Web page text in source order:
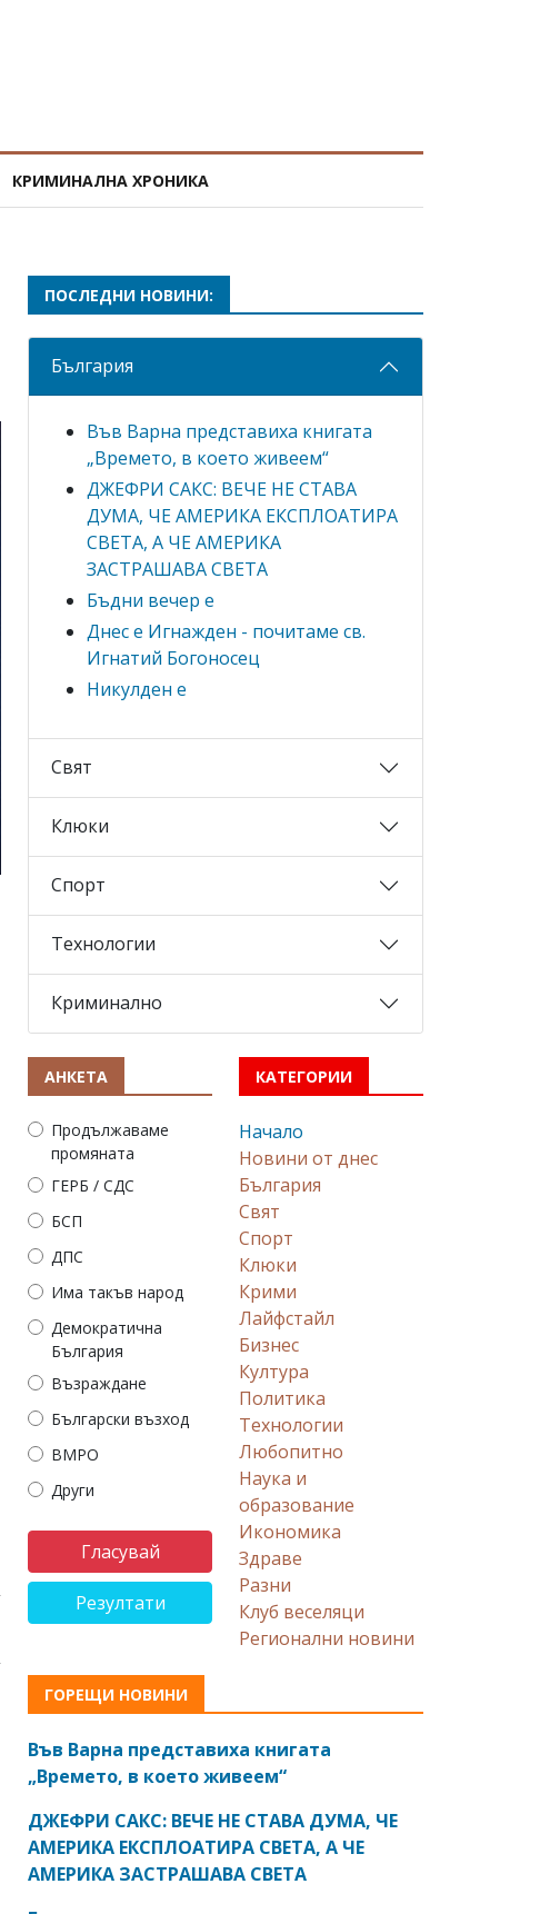
КРИМИНАЛНА ХРОНИКА
ПОСЛЕДНИ НОВИНИ:
България
Във Варна представиха книгата
„Времето, в което живеем“
ДЖЕФРИ САКС: ВЕЧЕ НЕ СТАВА
ДУМА, ЧЕ АМЕРИКА ЕКСПЛОАТИРА
СВЕТА, А ЧЕ АМЕРИКА
ЗАСТРАШАВА СВЕТА
Бъдни вечер е
Днес е Игнажден - почитаме св.
Игнатий Богоносец
Никулден е
Свят
Клюки
Спорт
Технологии
Криминално
АНКЕТА
Продължаваме
промяната
ГЕРБ / СДС
БСП
ДПС
Има такъв народ
Демократична
България
Възраждане
Български възход
ВМРО
Други
Резултати
КАТЕГОРИИ
Начало
Новини от днес
България
Свят
Спорт
Клюки
Крими
Лайфстайл
Бизнес
Култура
Политика
Технологии
Любопитно
Наука и
образование
Икономика
Здраве
Разни
Клуб веселяци
Регионални новини
ГОРЕЩИ НОВИНИ
Във Варна представиха книгата
„Времето, в което живеем“
ДЖЕФРИ САКС: ВЕЧЕ НЕ СТАВА ДУМА, ЧЕ
АМЕРИКА ЕКСПЛОАТИРА СВЕТА, А ЧЕ
АМЕРИКА ЗАСТРАШАВА СВЕТА